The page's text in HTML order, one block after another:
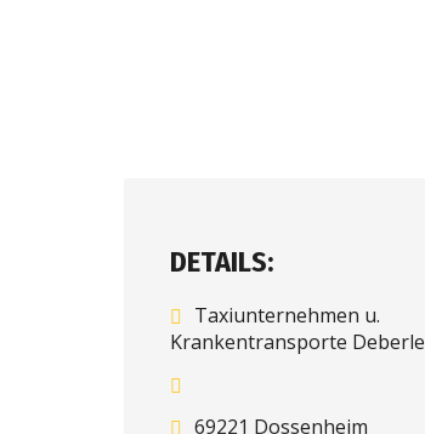
DETAILS:
Taxiunternehmen u.
Krankentransporte Deberle
69221 Dossenheim